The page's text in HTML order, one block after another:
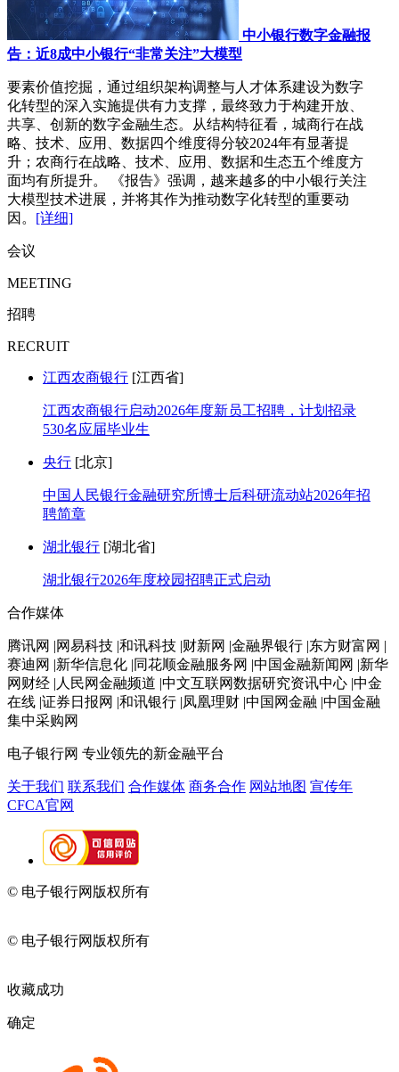
中小银行数字金融报
告：近8成中小银行“非常关注”大模型
要素价值挖掘，通过组织架构调整与人才体系建设为数字
化转型的深入实施提供有力支撑，最终致力于构建开放、
共享、创新的数字金融生态。从结构特征看，城商行在战
略、技术、应用、数据四个维度得分较2024年有显著提
升；农商行在战略、技术、应用、数据和生态五个维度方
面均有所提升。 《报告》强调，越来越多的中小银行关注
大模型技术进展，并将其作为推动数字化转型的重要动
因。 [详细]
会议
MEETING
招聘
RECRUIT
江西农商银行 [江西省]
江西农商银行启动2026年度新员工招聘，计划招录
530名应届毕业生
央行 [北京]
中国人民银行金融研究所博士后科研流动站2026年招
聘简章
湖北银行 [湖北省]
湖北银行2026年度校园招聘正式启动
合作媒体
腾讯网 |网易科技 |和讯科技 |财新网 |金融界银行 |东方财富网 |
赛迪网 |新华信息化 |同花顺金融服务网 |中国金融新闻网 |新华
网财经 |人民网金融频道 |中文互联网数据研究资讯中心 |中金
在线 |证券日报网 |和讯银行 |凤凰理财 |中国网金融 |中国金融
集中采购网
电子银行网 专业领先的新金融平台
关于我们 联系我们 合作媒体 商务合作 网站地图 宣传年
CFCA官网
© 电子银行网版权所有
© 电子银行网版权所有
收藏成功
确定